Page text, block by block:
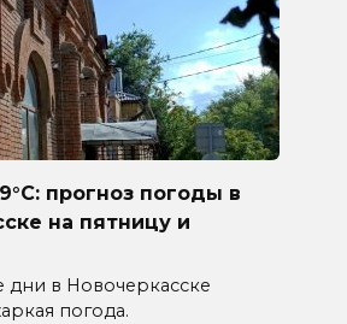
прогноз погоды в
на пятницу и
в Новочеркасске
погода.